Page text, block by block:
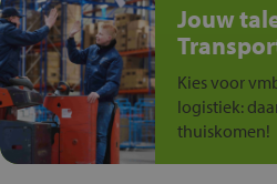
Jouw
Kies voor
logistiek:
thuiskomen!